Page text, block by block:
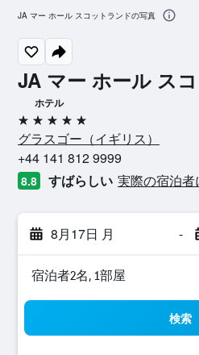
JA マー ホール ス
ホテル
5つ星
グラスゴー​（イギリス​）​
+44 141 812 9999
8.8 すばらしい 実際の宿泊
8月17日 月 -
宿泊者2名, 1​部屋
検索
JA マー ホール スコットランドの写真